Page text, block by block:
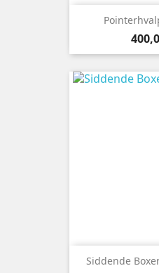
Pris
Siddende